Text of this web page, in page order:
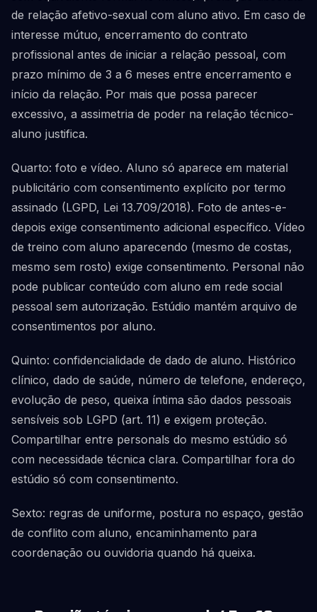
de relação afetivo-sexual com aluno ativo. Em caso de
interesse mútuo, encerramento do contrato
profissional antes de iniciar a relação pessoal, com
prazo mínimo de 3 a 6 meses entre encerramento e
início da relação. Por mais que possa parecer
excessivo, a assimetria de poder na relação técnico-
aluno justifica.
Quarto: foto e vídeo. Aluno só aparece em material
publicitário com consentimento explícito por termo
assinado (LGPD, Lei 13.709/2018). Foto de antes-e-
depois exige consentimento adicional específico. Vídeo
de treino com aluno aparecendo (mesmo de costas,
mesmo sem rosto) exige consentimento. Personal não
pode publicar conteúdo com aluno em rede social
pessoal sem autorização. Estúdio mantém arquivo de
consentimentos por aluno.
Quinto: confidencialidade de dado de aluno. Histórico
clínico, dado de saúde, número de telefone, endereço,
evolução de peso, queixa íntima são dados pessoais
sensíveis sob LGPD (art. 11) e exigem proteção.
Compartilhar entre personals do mesmo estúdio só
com necessidade técnica clara. Compartilhar fora do
estúdio só com consentimento.
Sexto: regras de uniforme, postura no espaço, gestão
de conflito com aluno, encaminhamento para
coordenação ou ouvidoria quando há queixa.